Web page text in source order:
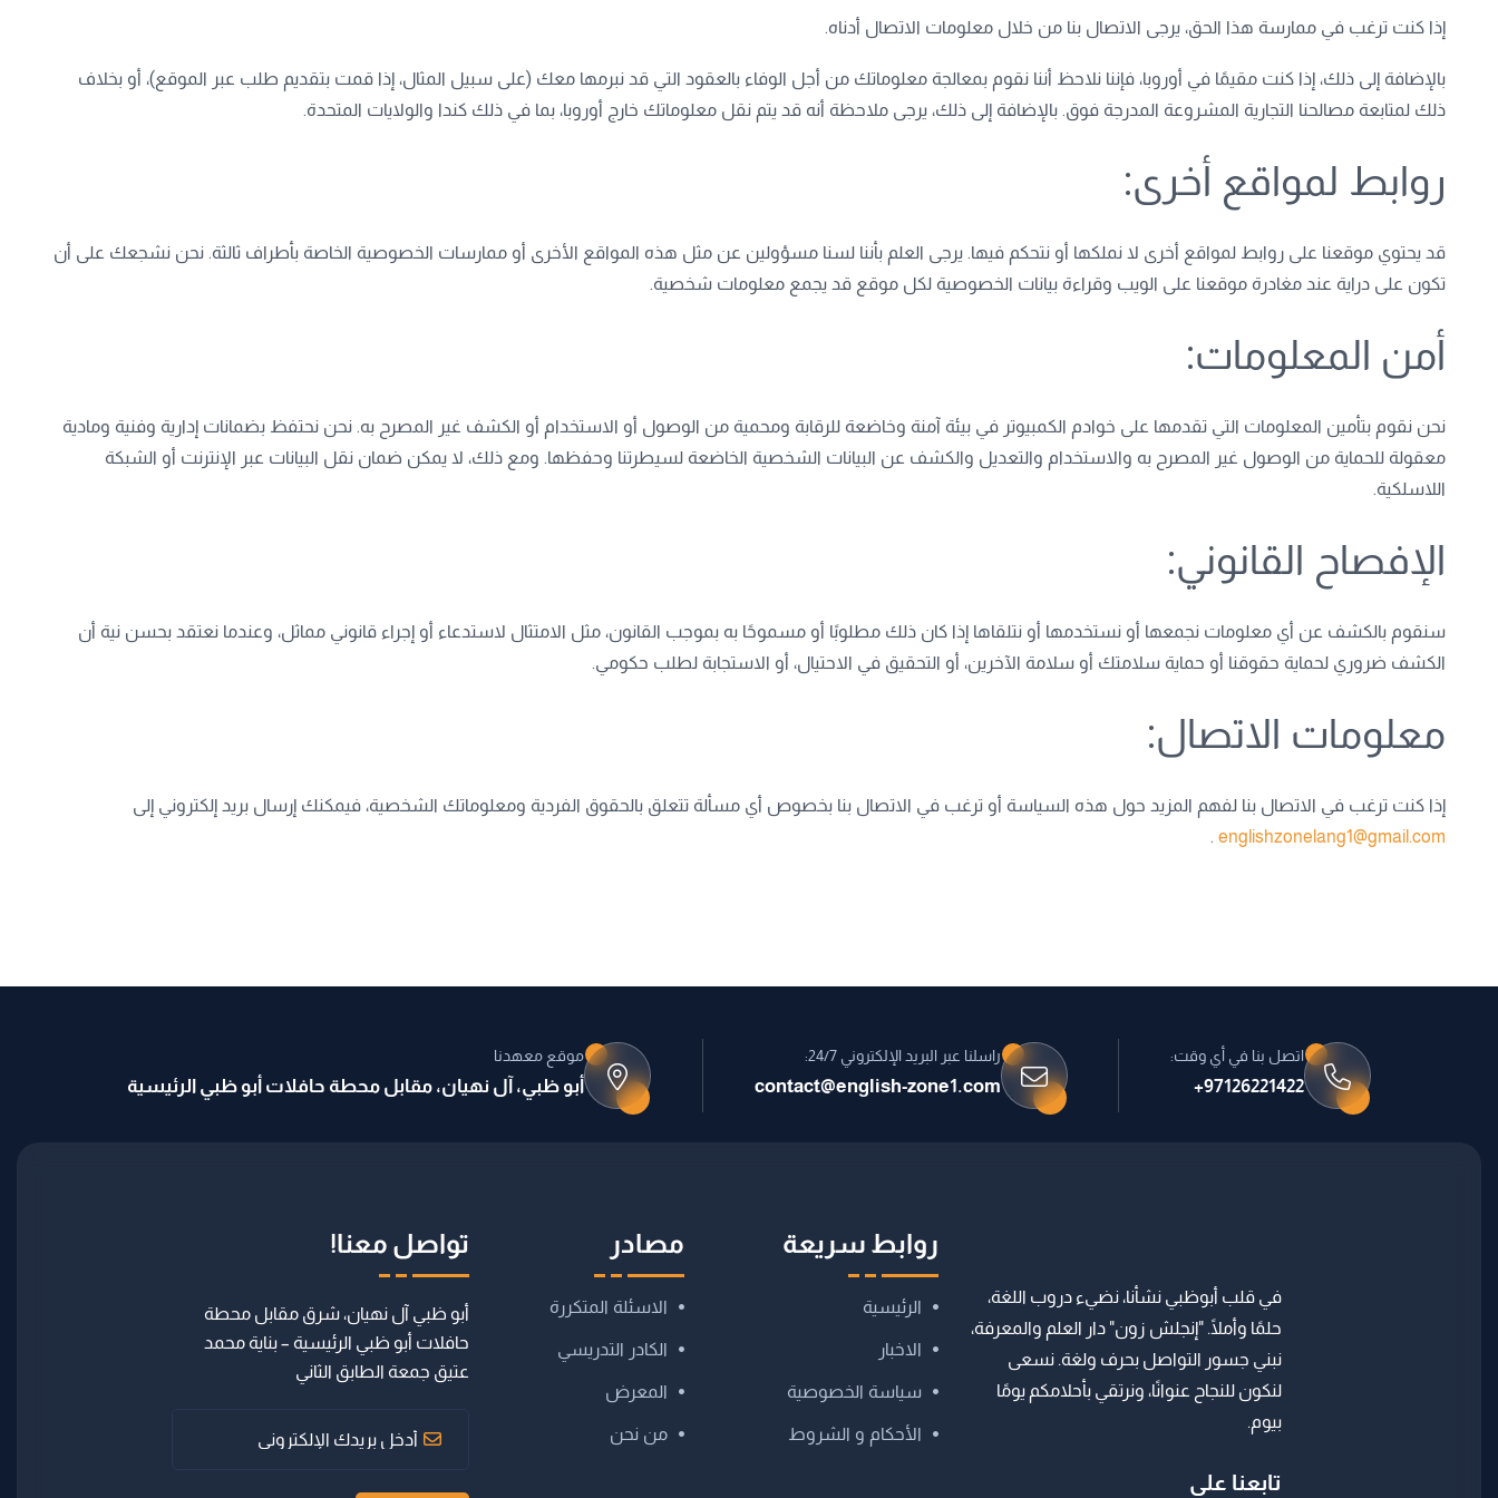
إذا كنت ترغب في ممارسة هذا الحق، يرجى الاتصال بنا من خلال معلومات الاتصال أدناه.
بالإضافة إلى ذلك، إذا كنت مقيمًا في أوروبا، فإننا نلاحظ أننا نقوم بمعالجة معلوماتك من أجل الوفاء بالعقود التي قد نبرمها معك (على سبيل المثال، إذا قمت بتقديم طلب عبر الموقع)، أو بخلاف
ذلك لمتابعة مصالحنا التجارية المشروعة المدرجة فوق. بالإضافة إلى ذلك، يرجى ملاحظة أنه قد يتم نقل معلوماتك خارج أوروبا، بما في ذلك كندا والولايات المتحدة.
روابط لمواقع أخرى:
قد يحتوي موقعنا على روابط لمواقع أخرى لا نملكها أو نتحكم فيها. يرجى العلم بأننا لسنا مسؤولين عن مثل هذه المواقع الأخرى أو ممارسات الخصوصية الخاصة بأطراف ثالثة. نحن نشجعك على أن
تكون على دراية عند مغادرة موقعنا على الويب وقراءة بيانات الخصوصية لكل موقع قد يجمع معلومات شخصية.
أمن المعلومات:
نحن نقوم بتأمين المعلومات التي تقدمها على خوادم الكمبيوتر في بيئة آمنة وخاضعة للرقابة ومحمية من الوصول أو الاستخدام أو الكشف غير المصرح به. نحن نحتفظ بضمانات إدارية وفنية ومادية
معقولة للحماية من الوصول غير المصرح به والاستخدام والتعديل والكشف عن البيانات الشخصية الخاضعة لسيطرتنا وحفظها. ومع ذلك، لا يمكن ضمان نقل البيانات عبر الإنترنت أو الشبكة
اللاسلكية.
الإفصاح القانوني:
سنقوم بالكشف عن أي معلومات نجمعها أو نستخدمها أو نتلقاها إذا كان ذلك مطلوبًا أو مسموحًا به بموجب القانون، مثل الامتثال لاستدعاء أو إجراء قانوني مماثل، وعندما نعتقد بحسن نية أن
الكشف ضروري لحماية حقوقنا أو حماية سلامتك أو سلامة الآخرين، أو التحقيق في الاحتيال، أو الاستجابة لطلب حكومي.
معلومات الاتصال:
إذا كنت ترغب في الاتصال بنا لفهم المزيد حول هذه السياسة أو ترغب في الاتصال بنا بخصوص أي مسألة تتعلق بالحقوق الفردية ومعلوماتك الشخصية، فيمكنك إرسال بريد إلكتروني إلى
englishzonelang1@gmail.com
.
اتصل بنا في أي وقت:
97126221422+
راسلنا عبر البريد الإلكتروني 24/7:
contact@english-zone1.com
موقع معهدنا
أبو ظبي، آل نهيان، مقابل محطة حافلات أبو ظبي الرئيسية
في قلب أبوظبي نشأنا، نضيء دروب اللغة،
حلمًا وأملًا. "إنجلش زون" دار العلم والمعرفة،
نبني جسور التواصل بحرف ولغة. نسعى
لنكون للنجاح عنوانًا، ونرتقي بأحلامكم يومًا
بيوم.
تابعنا على
روابط سريعة
الرئيسية
الاخبار
سياسة الخصوصية
الأحكام و الشروط
مصادر
الاسئلة المتكررة
الكادر التدريسي
المعرض
من نحن
تواصل معنا!
أبو ظبي آل نهيان، شرق مقابل محطة
حافلات أبو ظبي الرئيسية – بناية محمد
عتيق جمعة الطابق الثاني